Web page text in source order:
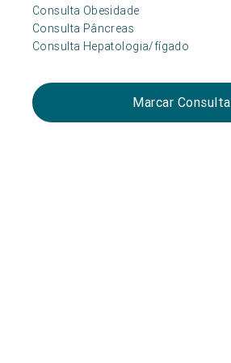
Consulta Obesidade
Consulta Pâncreas
Consulta Hepatologia/fígado
Marcar Consulta